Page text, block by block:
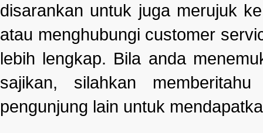
disarankan untuk juga merujuk
atau menghubungi customer
lebih lengkap. Bila anda
sajikan, silahkan
pengunjung lain untuk